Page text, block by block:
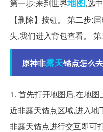
第一步:来到世界地图,选中
【删除】按钮。 第二步:
失,我们进入背包查看。
原神非露天锚点怎么
1. 首先打开地图后,在地
近非露天锚点区域,进入地
非露天锚点进行交互即可